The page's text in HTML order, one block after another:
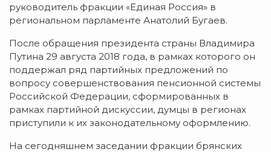
руководитель фракции «Единая Россия» в
региональном парламенте Анатолий Бугаев.
После обращения президента страны Владимира
Путина 29 августа 2018 года, в рамках которого он
поддержал ряд партийных предложений по
вопросу совершенствования пенсионной системы
Российской Федерации, сформированных в
рамках партийной дискуссии, думцы в регионах
приступили к их законодательному оформлению.
На сегодняшнем заседании фракции брянских